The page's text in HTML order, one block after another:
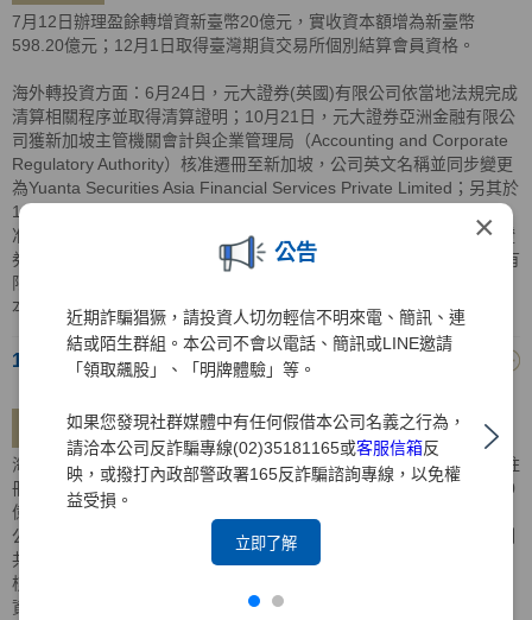
×
公告
近期詐騙猖獗，請投資人切勿輕信不明來電、簡訊、連
結或陌生群組。本公司不會以電話、簡訊或LINE邀請
「領取飆股」、「明牌體驗」等。
如果您發現社群媒體中有任何假借本公司名義之行為，
請洽本公司反詐騙專線(02)35181165或客服信箱反
映，或撥打內政部警政署165反詐騙諮詢專線，以免權
益受損。
立即了解
7月12日辦理盈餘轉增資新臺幣20億元，實收資本額增為新臺幣
598.20億元；12月1日取得臺灣期貨交易所個別結算會員資格。
海外轉投資方面：6月24日，元大證券(英國)有限公司依當地法規完成
清算相關程序並取得清算證明；10月21日，元大證券亞洲金融有限公
司獲新加坡主管機關會計與企業管理局（Accounting and Corporate
Regulatory Authority）核准遷冊至新加坡，公司英文名稱並同步變更
為Yuanta Securities Asia Financial Services Private Limited；另其於
110年10月28日獲百慕達公司註冊處（Registrar of Companies）核
准遷出，遷出之生效日同其遷入新加坡之生效日；12月15日，元大證
券越南有限公司完成增資5,000億越南盾，增資後元大證券亞洲金融有
限公司及元大證券(香港)有限公司分別持有元大證券越南有限公司資
本額比重為92.62%及7.38%，共計100%。
109年
109年
海外轉投資方面：2月14日，元大證券控股(BVI)有限公司獲BVI公司註
冊處核准註銷登記；9月14日，元大證券越南有限公司完成增資5,000
億越南盾，增資後元大證券亞洲金融有限公司及元大證券(香港)有限
公司分別持有元大證券越南有限公司股權90.16%及9.84%，持股比例
共計100%；11月4日，元大亞洲投資有限公司取得BVI當地主管機關
核准清算證明，以實物解散清算方式，將資產分配返還予元大亞洲投
資(香港)有限公司。